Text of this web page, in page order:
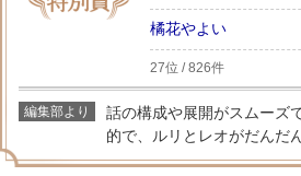
橘花やよい
27位 / 826件
編集部より
話の構成や展開がスムーズ
的で、ルリとレオがだんだ